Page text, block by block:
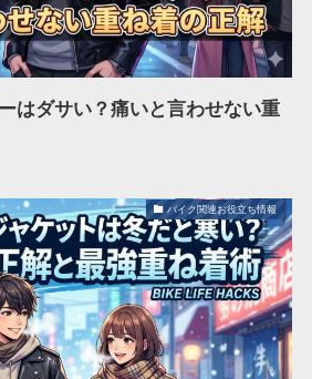
はダサい？痛いと言わせない重
バイク関連お役立ち情報